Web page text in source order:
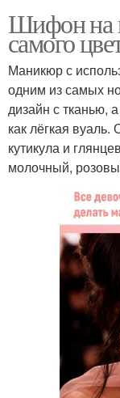
Шифон на
самого
Маникюр с
одним из самых
дизайн с тканью,
как лёгкая
кутикула и
молочный,